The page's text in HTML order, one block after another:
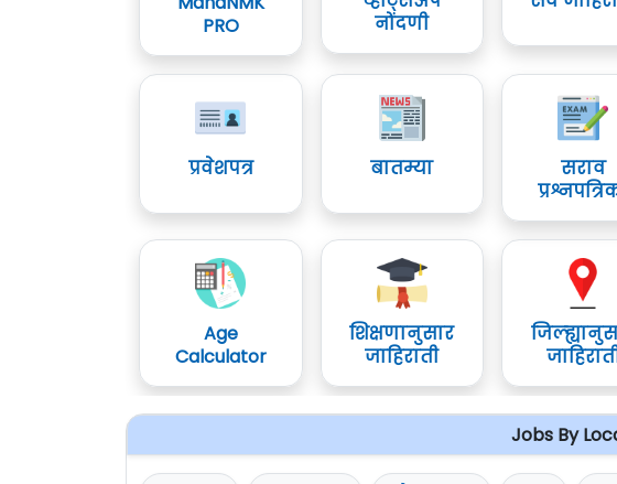
PRO
नोंदणी
प्रवेशपत्र बातम्या
सराव
Age
Calculator
शिक्षणानुसार
जाहिराती
Jobs By